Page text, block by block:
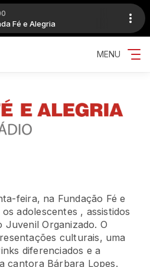
e Alegria
Sorriso Maroto - Um Cara
MENU
feira, na Fundação Fé e
adolescentes , assistidos
Juvenil Organizado. O
culturais, uma
diferenciados e a
cantora Bárbara Lopes.